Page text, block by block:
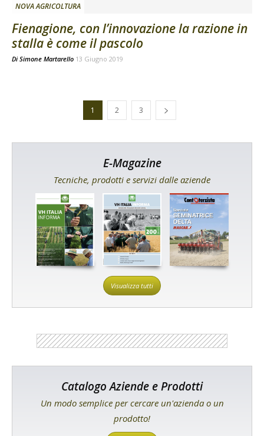
NOVA AGRICOLTURA
Fienagione, con l’innovazione la razione in
stalla è come il pascolo
Di Simone Martarello 13 Giugno 2019
1 2 3
E-Magazine
Tecniche, prodotti e servizi dalle aziende
Visualizza tutti
Catalogo Aziende e Prodotti
Un modo semplice per cercare un'azienda o un
prodotto!